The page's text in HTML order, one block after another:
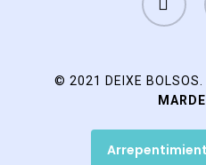
© 2021 DEIXE BOLSOS.